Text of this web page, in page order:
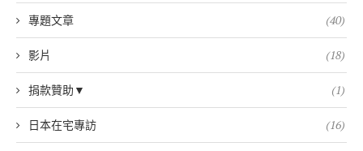
專題文章 (40)
影片 (18)
捐款贊助▼ (1)
日本在宅專訪 (16)